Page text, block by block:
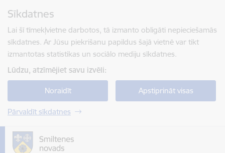
Sīkdatnes
Lai šī tīmekļvietne darbotos, tā izmanto obligāti nepieciešamās
sīkdatnes. Ar Jūsu piekrišanu papildus šajā vietnē var tikt
izmantotas statistikas un sociālo mediju sīkdatnes.
Lūdzu, atzīmējiet savu izvēli:
Noraidīt Apstiprināt visas
Pārvaldīt sīkdatnes